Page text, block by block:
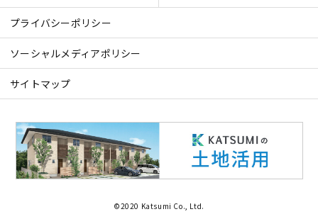
プライバシーポリシー
ソーシャルメディアポリシー
サイトマップ
©2020 Katsumi Co., Ltd.